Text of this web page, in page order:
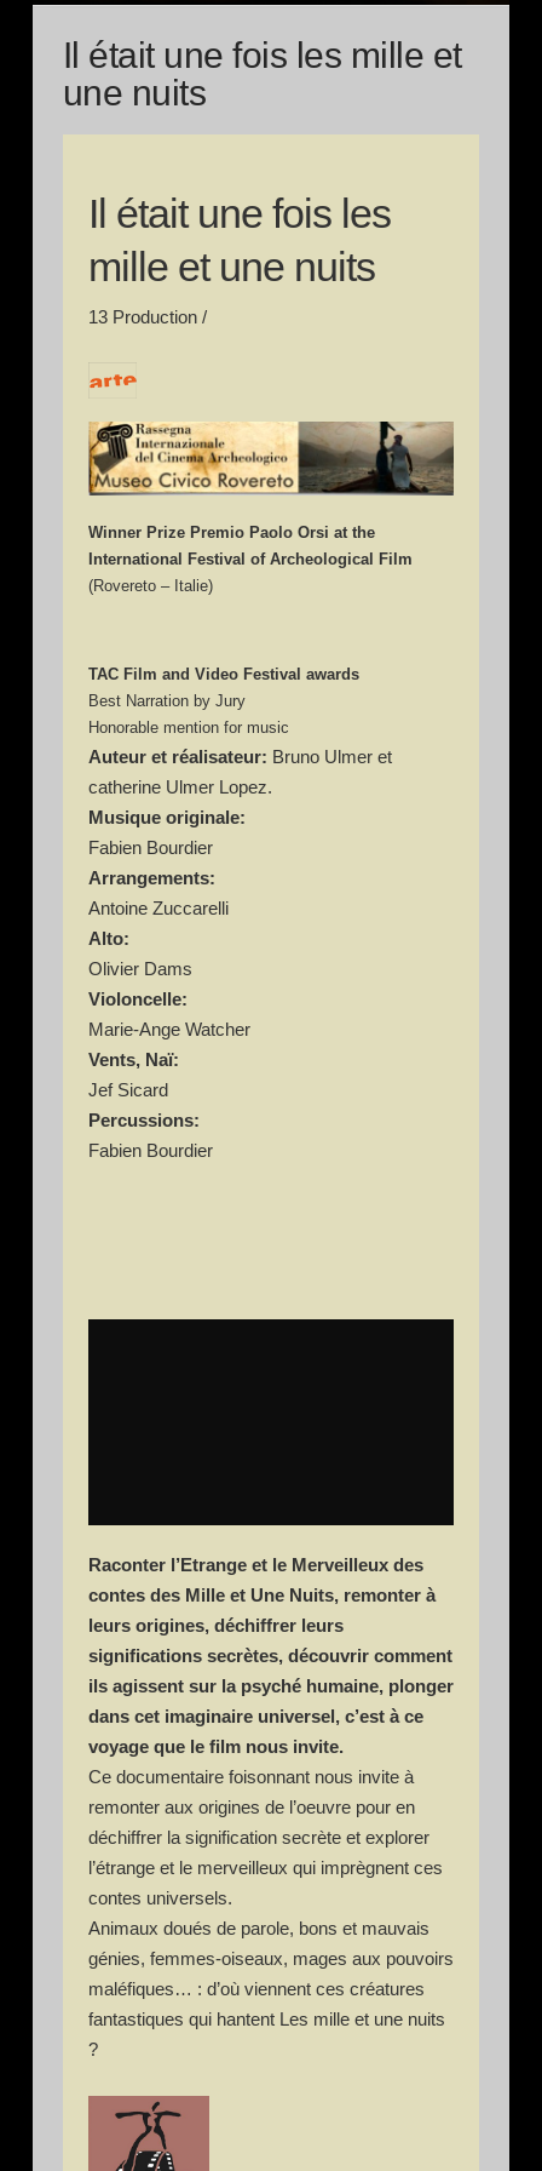
Il était une fois les mille et
une nuits
Il était une fois les
mille et une nuits
13 Production /
Winner Prize Premio Paolo Orsi at the
International Festival of Archeological Film
(Rovereto – Italie)
TAC Film and Video Festival awards
Best Narration by Jury
Honorable mention for music
Auteur et réalisateur: Bruno Ulmer et
catherine Ulmer Lopez.
Musique originale:
Fabien Bourdier
Arrangements:
Antoine Zuccarelli
Alto:
Olivier Dams
Violoncelle:
Marie-Ange Watcher
Vents, Naï:
Jef Sicard
Percussions:
Fabien Bourdier
Raconter l’Etrange et le Merveilleux des
contes des Mille et Une Nuits, remonter à
leurs origines, déchiffrer leurs
significations secrètes, découvrir comment
ils agissent sur la psyché humaine, plonger
dans cet imaginaire universel, c’est à ce
voyage que le film nous invite.
Ce documentaire foisonnant nous invite à
remonter aux origines de l’oeuvre pour en
déchiffrer la signification secrète et explorer
l’étrange et le merveilleux qui imprègnent ces
contes universels.
Animaux doués de parole, bons et mauvais
génies, femmes-oiseaux, mages aux pouvoirs
maléfiques… : d’où viennent ces créatures
fantastiques qui hantent Les mille et une nuits
?